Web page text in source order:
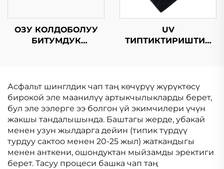
ОЗУ КОЛДОБОЛУУ
БИТУМДУК
UV
ТИПТИКТИРИШТИК
ЧЕКТИРУУ
МЕМБРАНАСЫ
Асфальт шинглдик чап таң көчүрүү жүрүктөсү
бирокой эле маанилүү артыкчылыкларды берет,
бул эле ээлерге ээ болгон үй экимчилери үчүн
жакшы тандалышында. Баштагы жерде, убакай
менен узун жылдарга дейин (типик түрдүү
турдуу сактоо менен 20-25 жыл) жаткандыгы
менен анткени, ошондуктан мыйзамды эректиги
берет. Тасуу процеси башка чап таң